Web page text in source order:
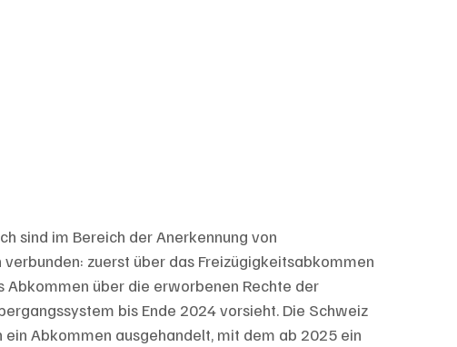
sind im Bereich der Anerkennung von
zuerst über das Freizügigkeitsabkommen
Abkommen über die erworbenen Rechte der
bis Ende 2024 vorsieht. Die Schweiz
Abkommen ausgehandelt, mit dem ab 2025 ein